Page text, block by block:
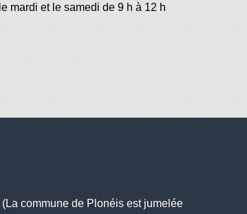
mardi et le samedi de 9 h à 12 h
commune de Plonéis est jumelée